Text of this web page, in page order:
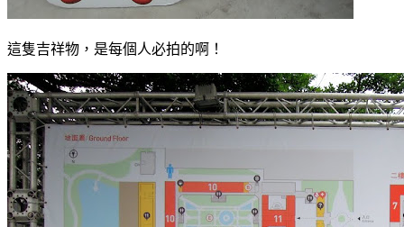
這隻吉祥物，是每個人必拍的啊！